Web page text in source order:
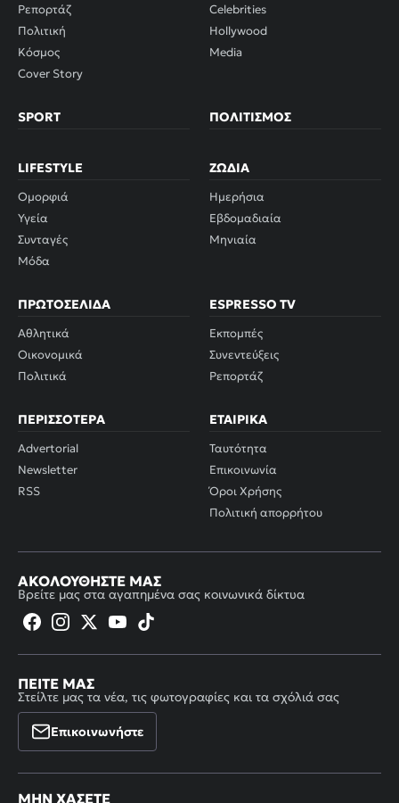
Ρεπορτάζ
Πολιτική
Κόσμος
Cover Story
Celebrities
Hollywood
Media
SPORT ΠΟΛΙΤΙΣΜΌΣ
LIFESTYLE
Ομορφιά
Υγεία
Συνταγές
Μόδα
ΖΏΔΙΑ
Ημερήσια
Εβδομαδιαία
Μηνιαία
ΠΡΩΤΟΣΈΛΙΔΑ
Αθλητικά
Οικονομικά
Πολιτικά
ESPRESSO TV
Εκπομπές
Συνεντεύξεις
Ρεπορτάζ
ΠΕΡΙΣΣΌΤΕΡΑ
Advertorial
Newsletter
RSS
ΕΤΑΙΡΙΚΆ
Ταυτότητα
Επικοινωνία
Όροι Χρήσης
Πολιτική απορρήτου
ΑΚΟΛΟΥΘΉΣΤΕ ΜΑΣ
Βρείτε μας στα αγαπημένα σας κοινωνικά δίκτυα
ΠΕΊΤΕ ΜΑΣ
Στείλτε μας τα νέα, τις φωτογραφίες και τα σχόλιά σας
Επικοινωνήστε
ΜΗΝ ΧΆΣΕΤΕ